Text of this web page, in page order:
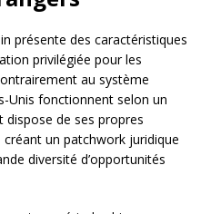
présente des caractéristiques
privilégiée pour les
au système
Unis fonctionnent selon un
de ses propres
un patchwork juridique
diversité d’opportunités